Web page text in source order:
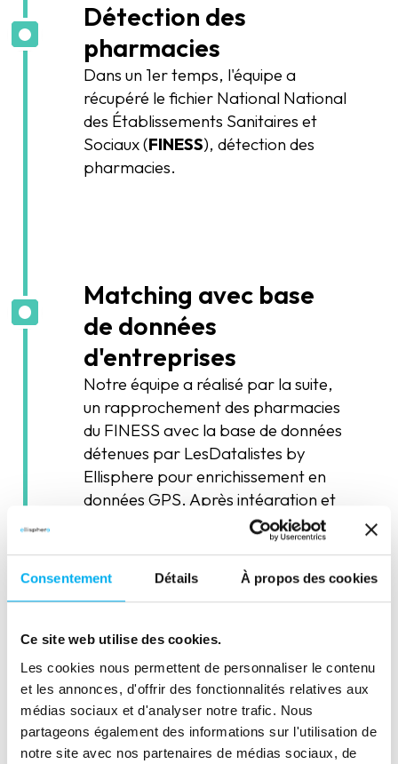
Consentement Détails À propos des cookies
Ce site web utilise des cookies.
Les cookies nous permettent de personnaliser le contenu
et les annonces, d'offrir des fonctionnalités relatives aux
médias sociaux et d'analyser notre trafic. Nous
partageons également des informations sur l'utilisation de
notre site avec nos partenaires de médias sociaux, de
Détection des
pharmacies
Dans un 1er temps, l'équipe a
récupéré le fichier National National
des Établissements Sanitaires et
Sociaux (FINESS), détection des
pharmacies.
Matching avec base
de données
d'entreprises
Notre équipe a réalisé par la suite,
un rapprochement des pharmacies
du FINESS avec la base de données
détenues par LesDatalistes by
Ellisphere pour enrichissement en
données GPS. Après intégration et
afin d'affiner le fichier, nous avons
informations démographiques.
Cartographie des
pharmacies
Notre client souhaitait piloter